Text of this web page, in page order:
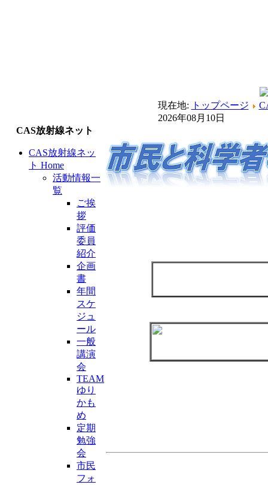
現在地: トップページ
2026年08月10日
CAS放射線ネット
CAS放射線ネッ
ト Home
活動情報一
覧
ご挨
拶
評価
委員
紹介
企画
書
年間
スケ
ジュ
ール
一般
講演
会
TEAM
ゆり
かも
め
定期
勉強
会
市民
フォ